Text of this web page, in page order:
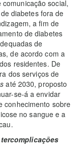
social,
diabetes fora de
a fim de
de diabetes
de
de acordo com a
residentes. De
dos serviços de
até 2030, proposto
se-á a envidar
conhecimento sobre
no sangue e a
complicações